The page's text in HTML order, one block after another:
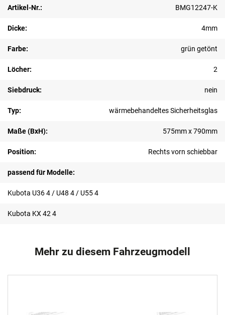
Artikel-Nr.: BMG12247-K
Dicke: 4mm
Farbe: grün getönt
Löcher: 2
Siebdruck: nein
Typ: wärmebehandeltes Sicherheitsglas
Maße (BxH): 575mm x 790mm
Position: Rechts vorn schiebbar
passend für Modelle:
Kubota U36 4 / U48 4 / U55 4
Kubota KX 42 4
Mehr zu diesem Fahrzeugmodell